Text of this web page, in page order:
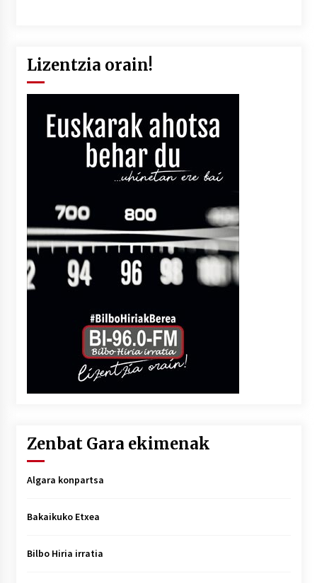
Lizentzia orain!
Zenbat Gara ekimenak
Algara konpartsa
Bakaikuko Etxea
Bilbo Hiria irratia